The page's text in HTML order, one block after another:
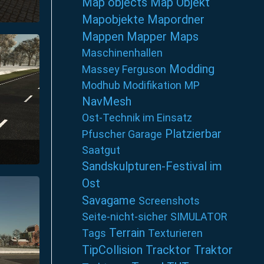
Mapobjekte Mapordner
Mappen Mapper Maps
Maschinenhallen
Massey Ferguson Modding
Modhub Modifikation MP
NavMesh
Ost-Technik im Einsatz
Pfuscher Garage Platzierbar
Saatgut
Sandskulpturen-Festival im
Ost
Savagame Screenshots
Seite-nicht-sicher SIMULATOR
Tags Terrain Texturieren
TipCollision Tracktor Traktor